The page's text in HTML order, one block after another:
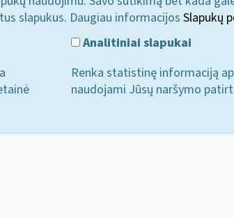
slapukus. Daugiau informacijos Slapukų
Analitiniai slapukai
Renka statistinę informaciją
naudojami Jūsų naršymo